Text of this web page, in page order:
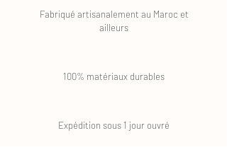
Fabriqué artisanalement au Maroc et
ailleurs
100% matériaux durables
Expédition sous 1 jour ouvré